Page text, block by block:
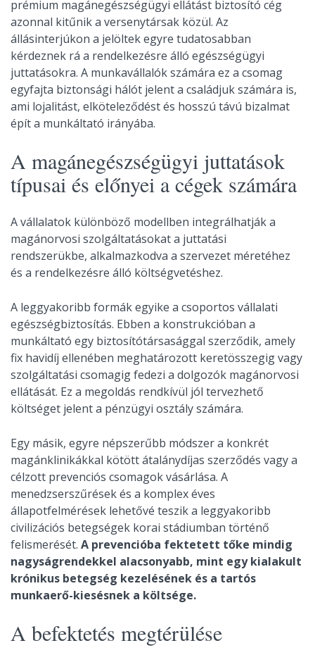
prémium magánegészségügyi ellátást biztosító cég
azonnal kitűnik a versenytársak közül. Az
állásinterjúkon a jelöltek egyre tudatosabban
kérdeznek rá a rendelkezésre álló egészségügyi
juttatásokra. A munkavállalók számára ez a csomag
egyfajta biztonsági hálót jelent a családjuk számára is,
ami lojalitást, elköteleződést és hosszú távú bizalmat
épít a munkáltató irányába.
A magánegészségügyi juttatások
típusai és előnyei a cégek számára
A vállalatok különböző modellben integrálhatják a
magánorvosi szolgáltatásokat a juttatási
rendszerükbe, alkalmazkodva a szervezet méretéhez
és a rendelkezésre álló költségvetéshez.
A leggyakoribb formák egyike a csoportos vállalati
egészségbiztosítás. Ebben a konstrukcióban a
munkáltató egy biztosítótársasággal szerződik, amely
fix havidíj ellenében meghatározott keretösszegig vagy
szolgáltatási csomagig fedezi a dolgozók magánorvosi
ellátását. Ez a megoldás rendkívül jól tervezhető
költséget jelent a pénzügyi osztály számára.
Egy másik, egyre népszerűbb módszer a konkrét
magánklinikákkal kötött átalánydíjas szerződés vagy a
célzott prevenciós csomagok vásárlása. A
menedzserszűrések és a komplex éves
állapotfelmérések lehetővé teszik a leggyakoribb
civilizációs betegségek korai stádiumban történő
felismerését. A prevencióba fektetett tőke mindig
nagyságrendekkel alacsonyabb, mint egy kialakult
krónikus betegség kezelésének és a tartós
munkaerő-kiesésnek a költsége.
A befektetés megtérülése